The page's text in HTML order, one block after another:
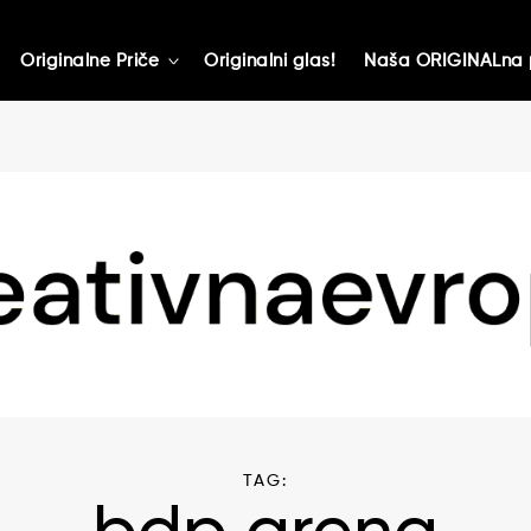
Originalne Priče toggle
Originalni glas! Naša
TAG: